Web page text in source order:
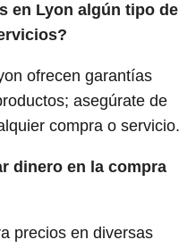
en Lyon algún tipo de
ofrecen garantías
asegúrate de
compra o servicio.
dinero en la compra
precios en diversas